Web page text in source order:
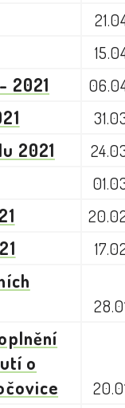
2021
2021
o